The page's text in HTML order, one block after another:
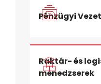
Pénzügyi
Raktár- és
menedzserek